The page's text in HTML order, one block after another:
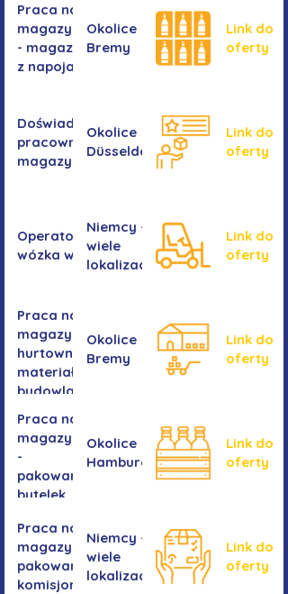
Praca na
magazynie
- magazyn
z napojami
Okolice
Bremy
Link do
oferty
Doświadczony
pracownik/pracownica
magazynu
Okolice
Düsseldorf
Link do
oferty
Operator/operatorka
wózka widłowego
Niemcy -
wiele
lokalizacji
Link do
oferty
Praca na
magazynie -
hurtownia
materiałów
budowlanych
Okolice
Bremy
Link do
oferty
Praca na
magazynie
-
pakowanie
butelek
Okolice
Hamburga
Link do
oferty
Praca na
magazynie /
pakowanie /
komisjonowanie
Niemcy -
wiele
lokalizacji
Link do
oferty